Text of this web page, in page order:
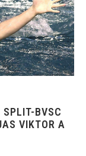
SPLIT-BVSC
VIKTOR A